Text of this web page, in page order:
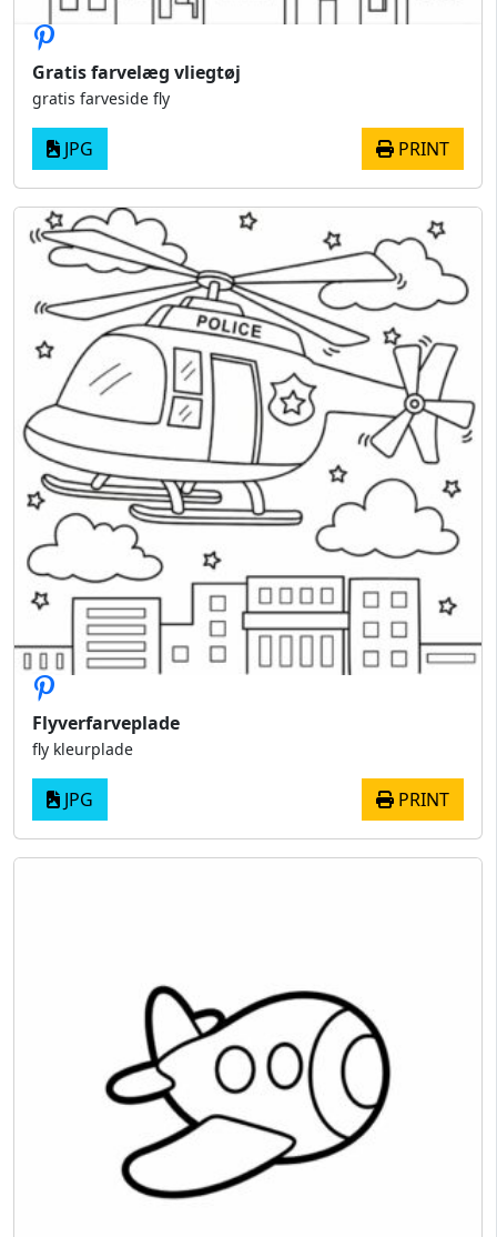
Gratis farvelæg vliegtøj
gratis farveside fly
JPG PRINT
Flyverfarveplade
fly kleurplade
JPG PRINT